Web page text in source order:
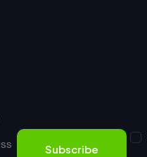
Subscribe